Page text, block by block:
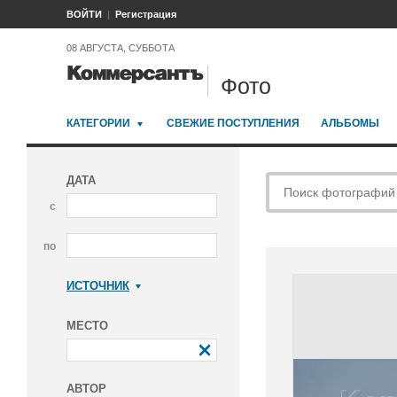
ВОЙТИ Регистрация
08 АВГУСТА, СУББОТА
Фото
КАТЕГОРИИ СВЕЖИЕ ПОСТУПЛЕНИЯ АЛЬБОМЫ
ДАТА
с
по
ИСТОЧНИК
МЕСТО
АВТОР